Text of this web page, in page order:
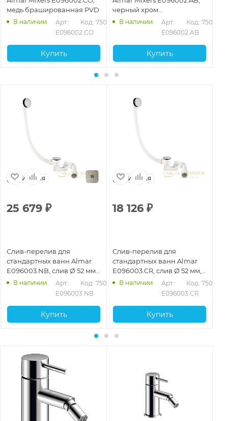
медь брашированная PVD
В наличии
Арт.:
E096002.CO
Код: 75080
Купить
черный хром
брашированный PVD
В наличии
Арт.:
E096002.AB
Код: 75079
Купить
Италия
25 679 ₽
Слив-перелив для
стандартных ванн Almar
E096003.NB, слив Ø 52 мм,
никель брашированный
В наличии
Арт.:
E096003.NB
Код: 75099
Купить
Италия
18 126 ₽
Слив-перелив для
стандартных ванн Almar
E096003.CR, слив Ø 52 мм,
хромВ наличии
Арт.:
E096003.CR
Код: 75096
Купить